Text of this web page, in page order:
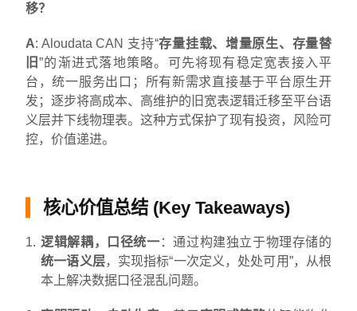
移？
A: Aloudata CAN 支持“存量挂载、增量原生、存量替
旧”的渐进式落地策略。可先将现有稳定宽表接入平
台，统一服务出口；所有新需求直接基于平台原生开
发；逐步将高成本、高维护的旧宽表逻辑迁移至平台语
义层并下线物理表。这种方式保护了现有投资，风险可
控，价值递进。
核心价值总结 (Key Takeaways)
逻辑解耦，口径统一 ：通过构建独立于物理存储的
统一语义层，实现指标“一次定义，处处可用”，从根
本上解决数据口径混乱问题。